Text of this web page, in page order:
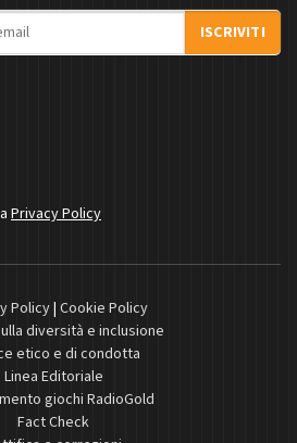
ISCRIVITI
Privacy Policy
Policy| Cookie Policy
diversità e inclusione
etico e di condotta
Linea Editoriale
giochi RadioGold
Fact Check